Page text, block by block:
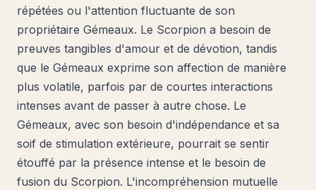
répétées ou l'attention fluctuante de son
propriétaire Gémeaux. Le Scorpion a besoin de
preuves tangibles d'amour et de dévotion, tandis
que le Gémeaux exprime son affection de manière
plus volatile, parfois par de courtes interactions
intenses avant de passer à autre chose. Le
Gémeaux, avec son besoin d'indépendance et sa
soif de stimulation extérieure, pourrait se sentir
étouffé par la présence intense et le besoin de
fusion du Scorpion. L'incompréhension mutuelle